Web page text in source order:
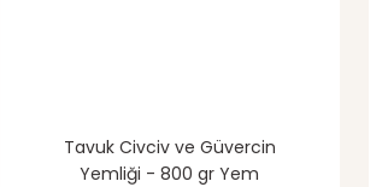
Tavuk Civciv ve Güvercin
Yemliği - 800 gr Yem